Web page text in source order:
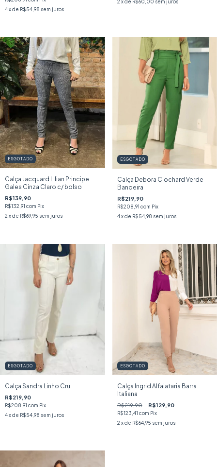
4x de R$54,98 sem juros
2 x de R$60,00 sem juros
ESGOTADO
Calça Jacquard Lilian Principe
Gales Cinza Claro c/ bolso
R$139,90
R$132,91 com Pix
2 x de R$69,95 sem juros
ESGOTADO
Calça Debora Clochard Verde
Bandeira
R$219,90
R$208,91 com Pix
4 x de R$54,98 sem juros
ESGOTADO
Calça Sandra Linho Cru
R$219,90
R$208,91 com Pix
4x de R$54,98 sem juros
ESGOTADO
Calça Ingrid Alfaiataria Barra
Italiana
R$219,90 R$129,90
R$123,41 com Pix
2 x de R$64,95 sem juros